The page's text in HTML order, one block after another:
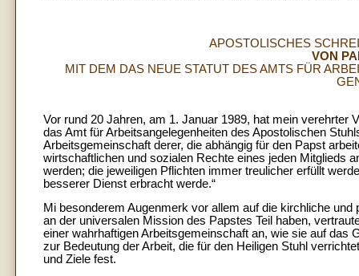
APOSTOLISCHES
VON
MIT DEM DAS NEUE STATUT DES AMTS FÜR
Vor rund 20 Jahren, am 1. Januar 1989, hat mein
das Amt für Arbeitsangelegenheiten des Apostolischen
Arbeitsgemeinschaft derer, die abhängig für den Papst
wirtschaftlichen und sozialen Rechte eines jeden Mitglieds
werden; die jeweiligen Pflichten immer treulicher erfüllt
besserer Dienst erbracht werde.“
Mi besonderem Augenmerk vor allem auf die kirchliche
an der universalen Mission des Papstes Teil haben,
einer wahrhaftigen Arbeitsgemeinschaft an, wie sie auf
zur Bedeutung der Arbeit, die für den Heiligen Stuhl
und Ziele fest.